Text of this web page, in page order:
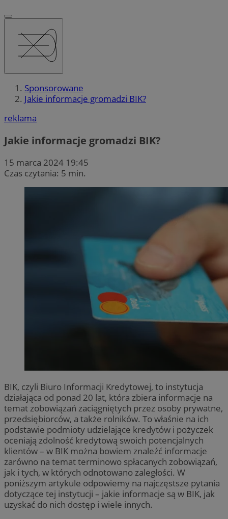
Sponsorowane
Jakie informacje gromadzi BIK?
reklama
Jakie informacje gromadzi BIK?
15 marca 2024 19:45
Czas czytania: 5 min.
BIK, czyli Biuro Informacji Kredytowej, to instytucja
działająca od ponad 20 lat, która zbiera informacje na
temat zobowiązań zaciągniętych przez osoby prywatne,
przedsiębiorców, a także rolników. To właśnie na ich
podstawie podmioty udzielające kredytów i pożyczek
oceniają zdolność kredytową swoich potencjalnych
klientów – w BIK można bowiem znaleźć informacje
zarówno na temat terminowo spłacanych zobowiązań,
jak i tych, w których odnotowano zaległości. W
poniższym artykule odpowiemy na najczęstsze pytania
dotyczące tej instytucji – jakie informacje są w BIK, jak
uzyskać do nich dostęp i wiele innych.